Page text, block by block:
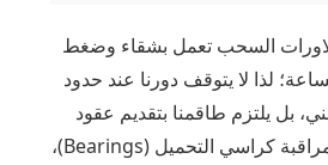
السحب تعمل بشقاء وضغط
لذا لا يتوقف دورنا عند حدود
بل يلتزم طاقمنا بتقديم عقود
فحص ممتدة تشمل مراقبة كراسي التحميل (Bearings)،